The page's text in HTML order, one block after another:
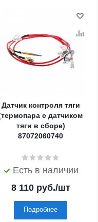
Датчик контроля тяги
с датчиком
тяги в сборе)
87072060740
Есть в наличии
8 110руб./шт
Подробнее